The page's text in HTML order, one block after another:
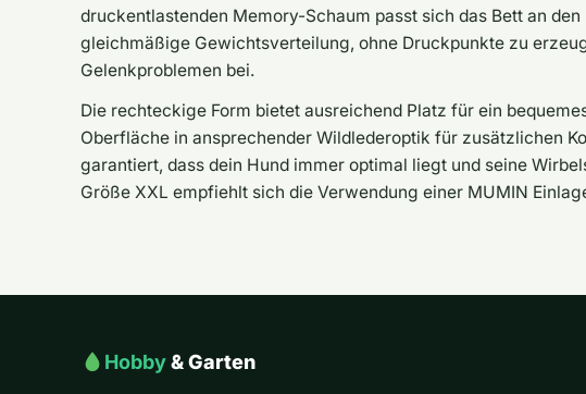
druckentlastenden Memory-Schaum passt sich das Bett an
gleichmäßige Gewichtsverteilung, ohne Druckpunkte zu
Gelenkproblemen bei.
Die rechteckige Form bietet ausreichend Platz für ein
Oberfläche in ansprechender Wildlederoptik für zusätzlichen
garantiert, dass dein Hund immer optimal liegt und seine
Größe XXL empfiehlt sich die Verwendung einer MUMIN
Hobby& Garten